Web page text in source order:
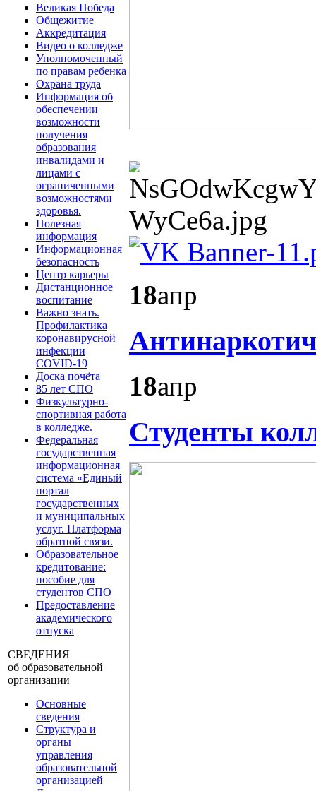
Великая Победа
Общежитие
Аккредитация
Видео о колледже
Уполномоченный
по правам ребенка
Охрана труда
Информация об
обеспечении
возможности
получения
образования
инвалидами и
лицами с
ограниченными
возможностями
здоровья.
Полезная
информация
Информационная
безопасность
Центр карьеры
Дистанционное
воспитание
Важно знать.
Профилактика
коронавирусной
инфекции
COVID-19
Доска почёта
85 лет СПО
Физкультурно-
спортивная работа
в колледже.
Федеральная
государственная
информационная
система «Единый
портал
государственных
и муниципальных
услуг. Платформа
обратной связи.
Образовательное
кредитование:
пособие для
студентов СПО
Предоставление
академического
отпуска
СВЕДЕНИЯ
об образовательной
организации
Основные
сведения
Структура и
органы
управления
образовательной
организацией
18апр
18апр
Студенты